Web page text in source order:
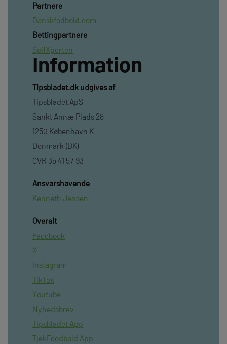
Partnere
Danskfodbold.com
Bettingpartnere
SpilXperten
Information
TIpsbladet.dk udgives af
Tipsbladet ApS
Sankt Annæ Plads 28
1250 København K
Denmark (DK)
CVR 35 41 57 93
Ansvarshavende
Kenneth Jensen
Overalt
Facebook
X
Instagram
TikTok
Youtube
Nyhedsbrev
Tipsbladet App
TjekFoodbold App